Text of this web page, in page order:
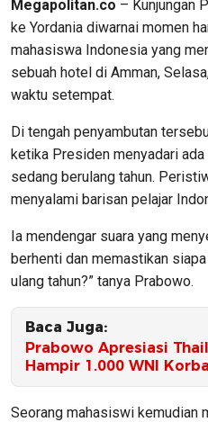
Megapolitan.co – Kunjungan
ke Yordania diwarnai momen
mahasiswa Indonesia yang
sebuah hotel di Amman,
waktu setempat.
Di tengah penyambutan
ketika Presiden menyadari
sedang berulang tahun.
menyalami barisan pelajar
Ia mendengar suara yang
berhenti dan memastikan
ulang tahun?” tanya Prabowo.
Baca Juga:
Prabowo Apresiasi
Hampir 1.000 WNI
Seorang mahasiswi kemudian